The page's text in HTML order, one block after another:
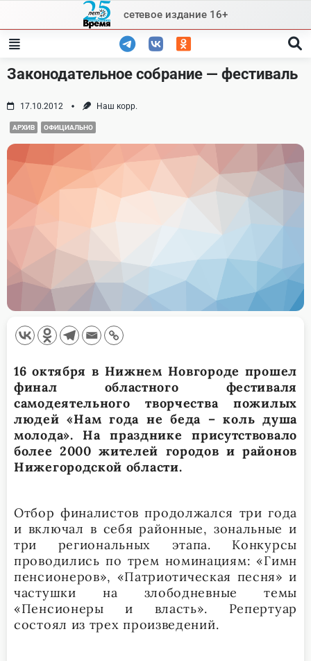
content
сетевое издание 16+
Законодательное собрание — фестиваль
17.10.2012 Наш корр.
АРХИВ ОФИЦИАЛЬНО
16 октября в Нижнем Новгороде прошел
финал областного фестиваля
самодеятельного творчества пожилых
людей «Нам года не беда – коль душа
молода». На празднике присутствовало
более 2000 жителей городов и районов
Нижегородской области.
Отбор финалистов продолжался три года
и включал в себя районные, зональные и
три региональных этапа. Конкурсы
проводились по трем номинациям: «Гимн
пенсионеров», «Патриотическая песня» и
частушки на злободневные темы
«Пенсионеры и власть». Репертуар
состоял из трех произведений.